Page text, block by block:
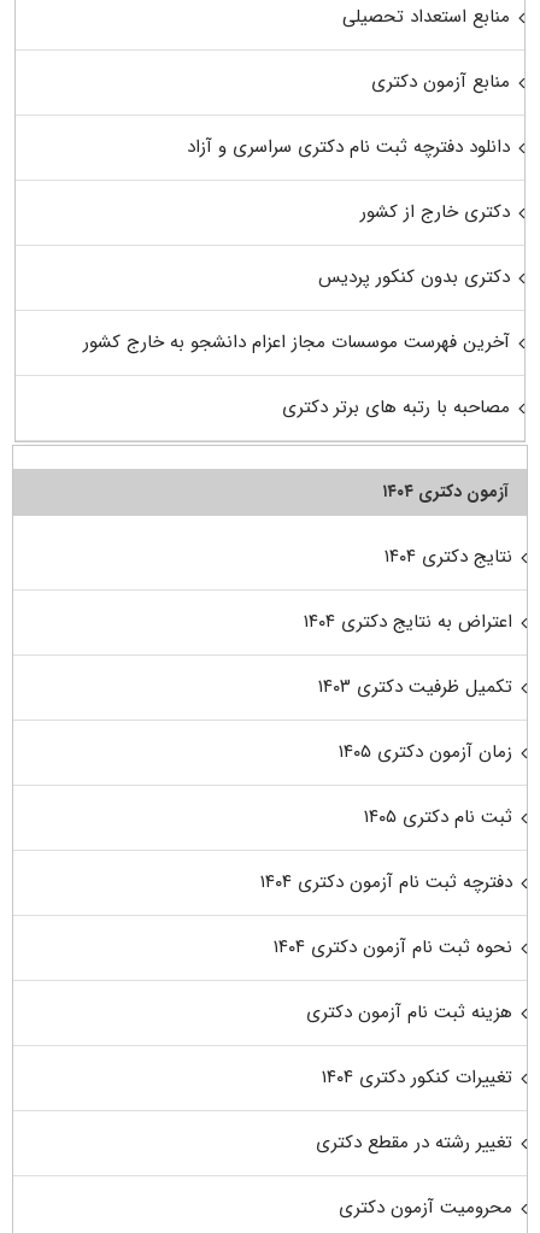
منابع استعداد تحصیلی
منابع آزمون دکتری
دانلود دفترچه ثبت نام دکتری سراسری و آزاد
دکتری خارج از کشور
دکتری بدون کنکور پردیس
آخرین فهرست موسسات مجاز اعزام دانشجو به خارج کشور
مصاحبه با رتبه های برتر دکتری
آزمون دکتری ۱۴۰۴
نتایج دکتری ۱۴۰۴
اعتراض به نتایج دکتری ۱۴۰۴
تکمیل ظرفیت دکتری ۱۴۰۳
زمان آزمون دکتری ۱۴۰۵
ثبت نام دکتری ۱۴۰۵
دفترچه ثبت نام آزمون دکتری ۱۴۰۴
نحوه ثبت نام آزمون دکتری ۱۴۰۴
هزینه ثبت نام آزمون دکتری
تغییرات کنکور دکتری ۱۴۰۴
تغییر رشته در مقطع دکتری
محرومیت آزمون دکتری